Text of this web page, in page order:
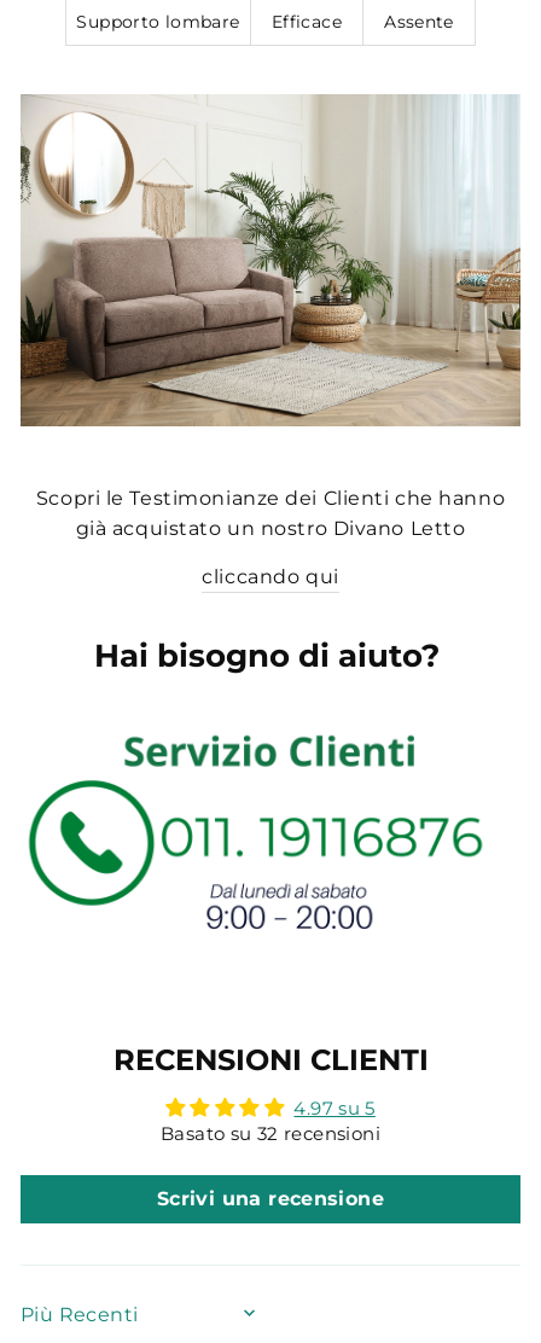
Supporto lombare Efficace Assente
Scopri le Testimonianze dei Clienti che hanno
già acquistato un nostro Divano Letto
cliccando qui
Hai bisogno di aiuto?
RECENSIONI CLIENTI
4.97 su 5
Basato su 32 recensioni
Scrivi una recensione
SORT BY